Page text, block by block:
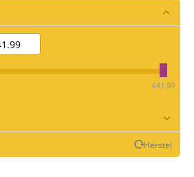
‎€41.99
Herstel